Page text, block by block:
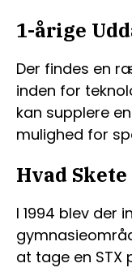
1-årige
Der findes en
inden for
kan supplere
mulighed for
Hvad
I 1994 blev der
at tage en STX